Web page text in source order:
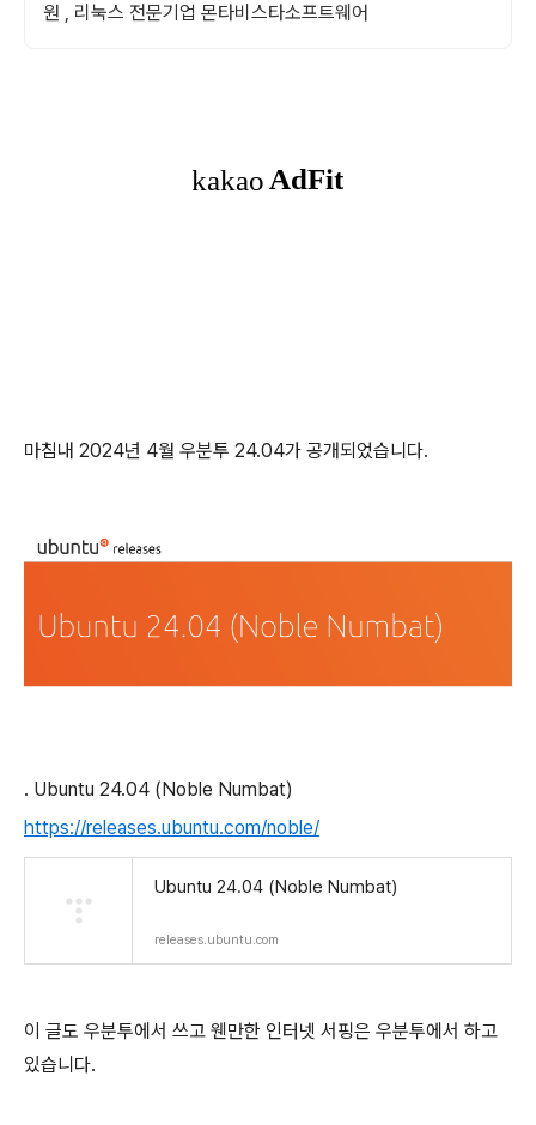
원 , 리눅스 전문기업 몬타비스타소프트웨어
마침내 2024년 4월 우분투 24.04가 공개되었습니다.
. Ubuntu 24.04 (Noble Numbat)
https://releases.ubuntu.com/noble/
Ubuntu 24.04 (Noble Numbat)
releases.ubuntu.com
이 글도 우분투에서 쓰고 웬만한 인터넷 서핑은 우분투에서 하고
있습니다.